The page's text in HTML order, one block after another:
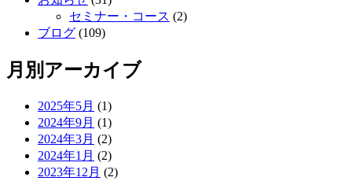
セミナー・コース (2)
ブログ (109)
月別アーカイブ
2025年5月 (1)
2024年9月 (1)
2024年3月 (2)
2024年1月 (2)
2023年12月 (2)